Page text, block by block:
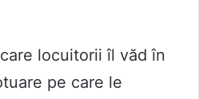
locuitorii îl văd în
pe care le